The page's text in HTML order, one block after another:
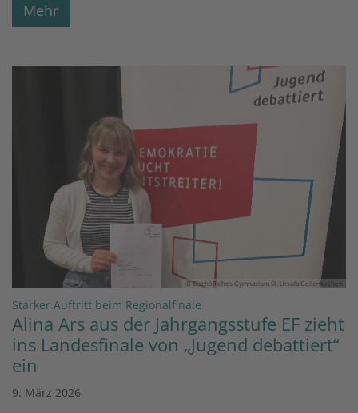
Mehr
© Bischöfliches Gymnasium St. Ursula Geilenkirchen
Starker Auftritt beim Regionalfinale
Alina Ars aus der Jahrgangsstufe EF zieht
ins Landesfinale von „Jugend debattiert“
ein
9. März 2026